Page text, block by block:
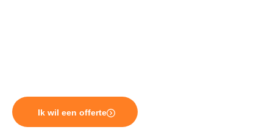
Ik wil een offerte